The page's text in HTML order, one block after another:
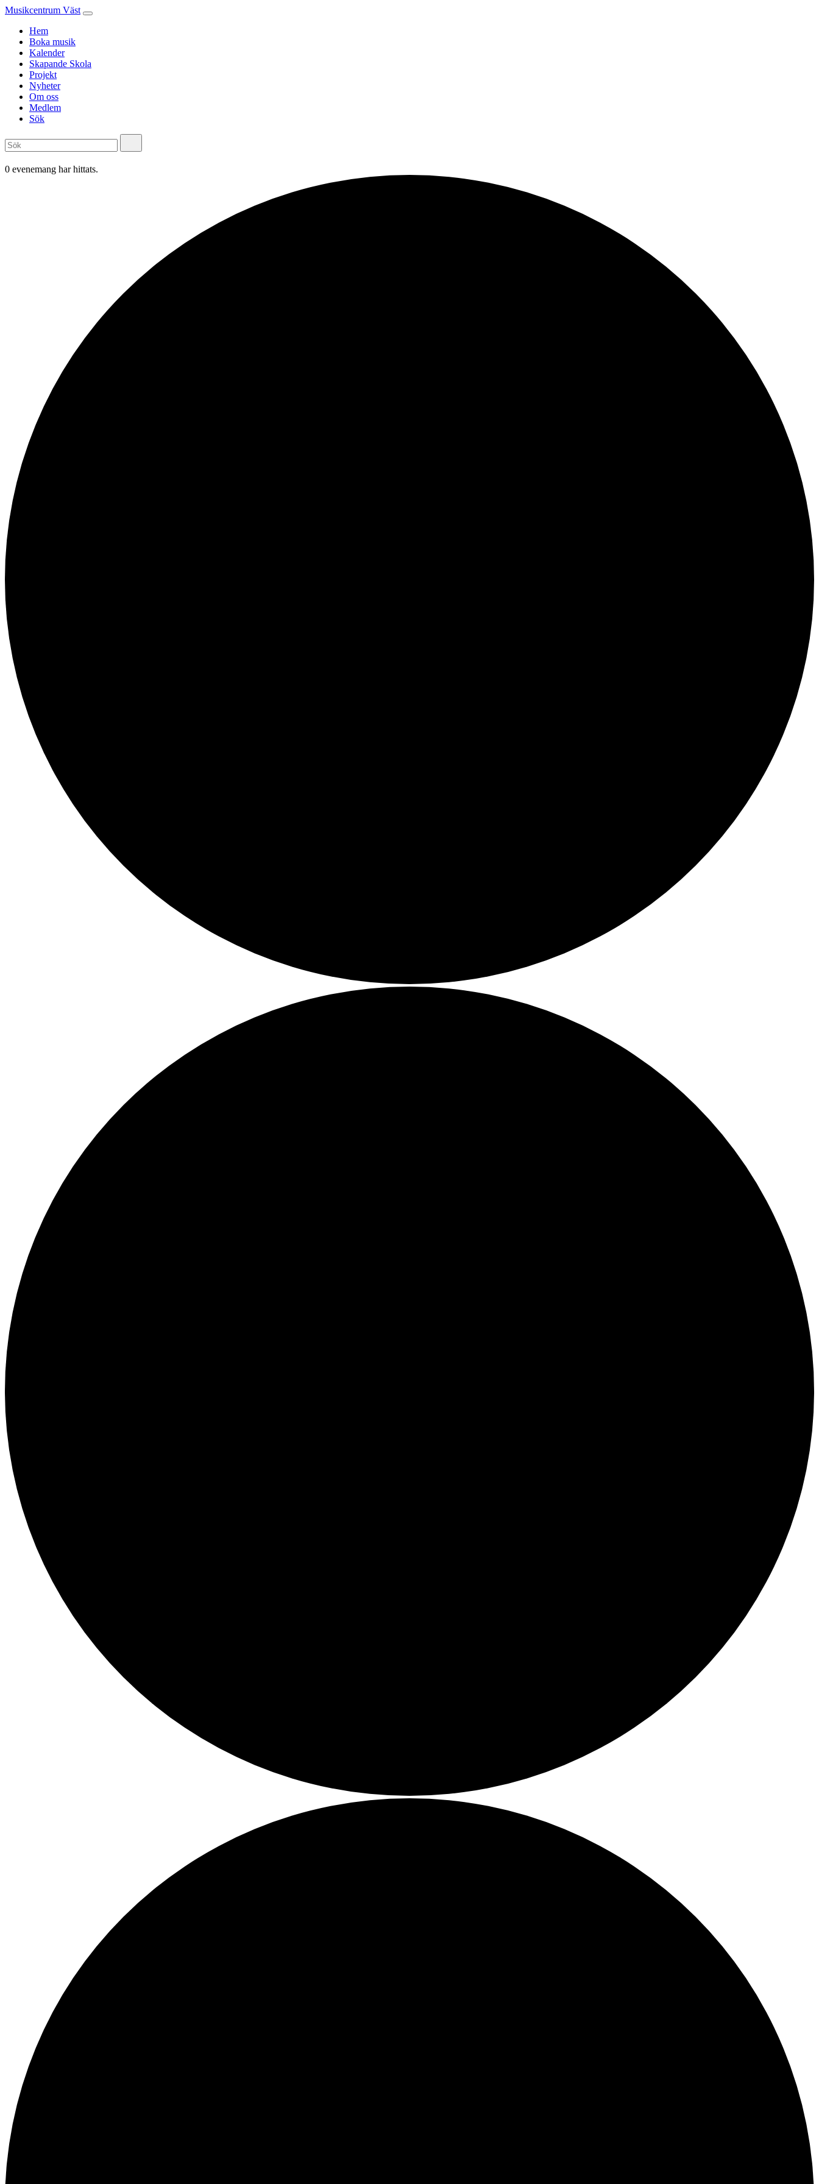
Musikcentrum Väst
Hem
Boka musik
Kalender
Skapande Skola
Projekt
Nyheter
Om oss
Medlem
Sök
0 evenemang har hittats.